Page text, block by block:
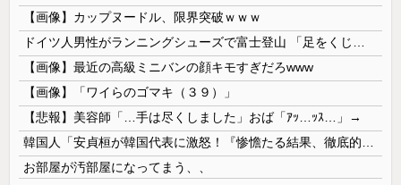
【画像】カップヌードル、限界突破ｗｗｗ
【画像】最近の高級ミニバンの顔キモすぎだろwww
【画像】「ワイらのゴマキ（３９）」
【悲報】美容師「…手は尽くしました」おば「ｱｯ…ｯｽ…」→
お部屋が汚部屋になってまう、、